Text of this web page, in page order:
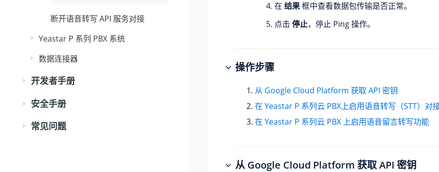
断开语音转写 API 服务对接
Yeastar P 系列 PBX 系统
数据连接器
开发者手册
安全手册
常见问题
在 结果框中查看数据包传输是否正常。
点击 停止，停止 Ping 操作。
操作步骤
从 Google Cloud Platform 获取 API 密钥
在 Yeastar P 系列云 PBX上启用语音转写（STT）对
在 Yeastar P 系列云 PBX 上启用语音留言转写功能
从 Google Cloud Platform 获取 API 密钥